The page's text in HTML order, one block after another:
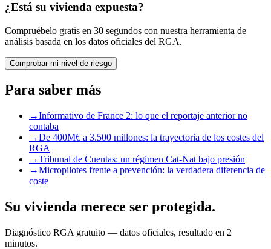
¿Está su vivienda expuesta?
Compruébelo gratis en 30 segundos con nuestra herramienta de
análisis basada en los datos oficiales del RGA.
Comprobar mi nivel de riesgo
Para saber más
→Informativo de France 2: lo que el reportaje anterior no
contaba
→De 400M€ a 3.500 millones: la trayectoria de los costes del
RGA
→Tribunal de Cuentas: un régimen Cat-Nat bajo presión
→Micropilotes frente a prevención: la verdadera diferencia de
coste
Su vivienda merece ser protegida.
Diagnóstico RGA gratuito — datos oficiales, resultado en 2
minutos.